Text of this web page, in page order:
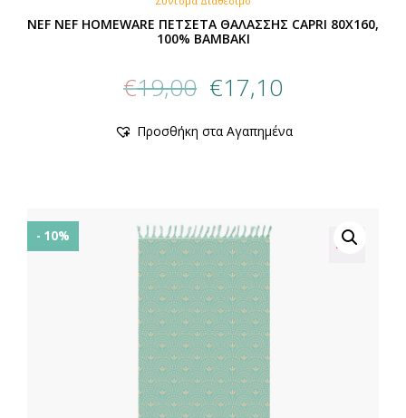
NEF NEF HOMEWARE ΠΕΤΣΕΤΑ ΘΑΛΑΣΣΗΣ CAPRI 80X160,
100% BAMBAKI
€19,00
price
€19,00.
€17,10
είναι:
Προσθήκη στα Αγαπημένα
- 10%